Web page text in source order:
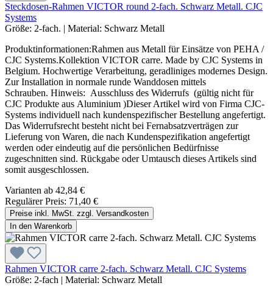
Steckdosen-Rahmen VICTOR round 2-fach. Schwarz Metall. CJC
Systems
Größe: 2-fach. | Material: Schwarz Metall
Produktinformationen:Rahmen aus Metall für Einsätze von PEHA /
CJC Systems.Kollektion VICTOR carre. Made by CJC Systems in
Belgium. Hochwertige Verarbeitung, geradliniges modernes Design.
Zur Installation in normale runde Wanddosen mittels
Schrauben. Hinweis: Ausschluss des Widerrufs (gültig nicht für
CJC Produkte aus Aluminium )Dieser Artikel wird von Firma CJC-
Systems individuell nach kundenspezifischer Bestellung angefertigt.
Das Widerrufsrecht besteht nicht bei Fernabsatzverträgen zur
Lieferung von Waren, die nach Kundenspezifikation angefertigt
werden oder eindeutig auf die persönlichen Bedürfnisse
zugeschnitten sind. Rückgabe oder Umtausch dieses Artikels sind
somit ausgeschlossen.
Varianten ab 42,84 €
Regulärer Preis: 71,40 €
Preise inkl. MwSt. zzgl. Versandkosten
In den Warenkorb
Rahmen VICTOR carre 2-fach. Schwarz Metall. CJC Systems
Größe: 2-fach | Material: Schwarz Metall